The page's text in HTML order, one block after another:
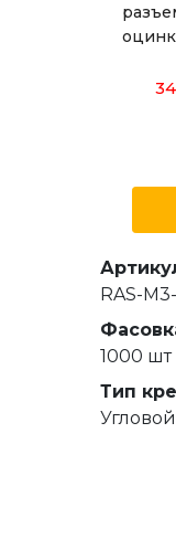
RAS-
1000 шт
Тип